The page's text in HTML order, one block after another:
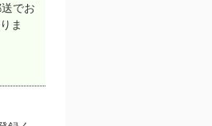
でお
ま